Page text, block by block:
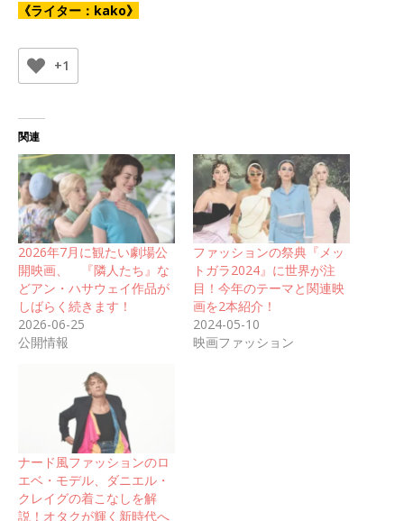
《ライター：kako》
+1
関連
2026年7月に観たい劇場公
開映画、 『隣人たち』な
どアン・ハサウェイ作品が
しばらく続きます！
2026-06-25
公開情報
ファッションの祭典『メッ
トガラ2024』に世界が注
目！今年のテーマと関連映
画を2本紹介！
2024-05-10
映画ファッション
ナード風ファッションのロ
エベ・モデル、ダニエル・
クレイグの着こなしを解
説！オタクが輝く新時代へ